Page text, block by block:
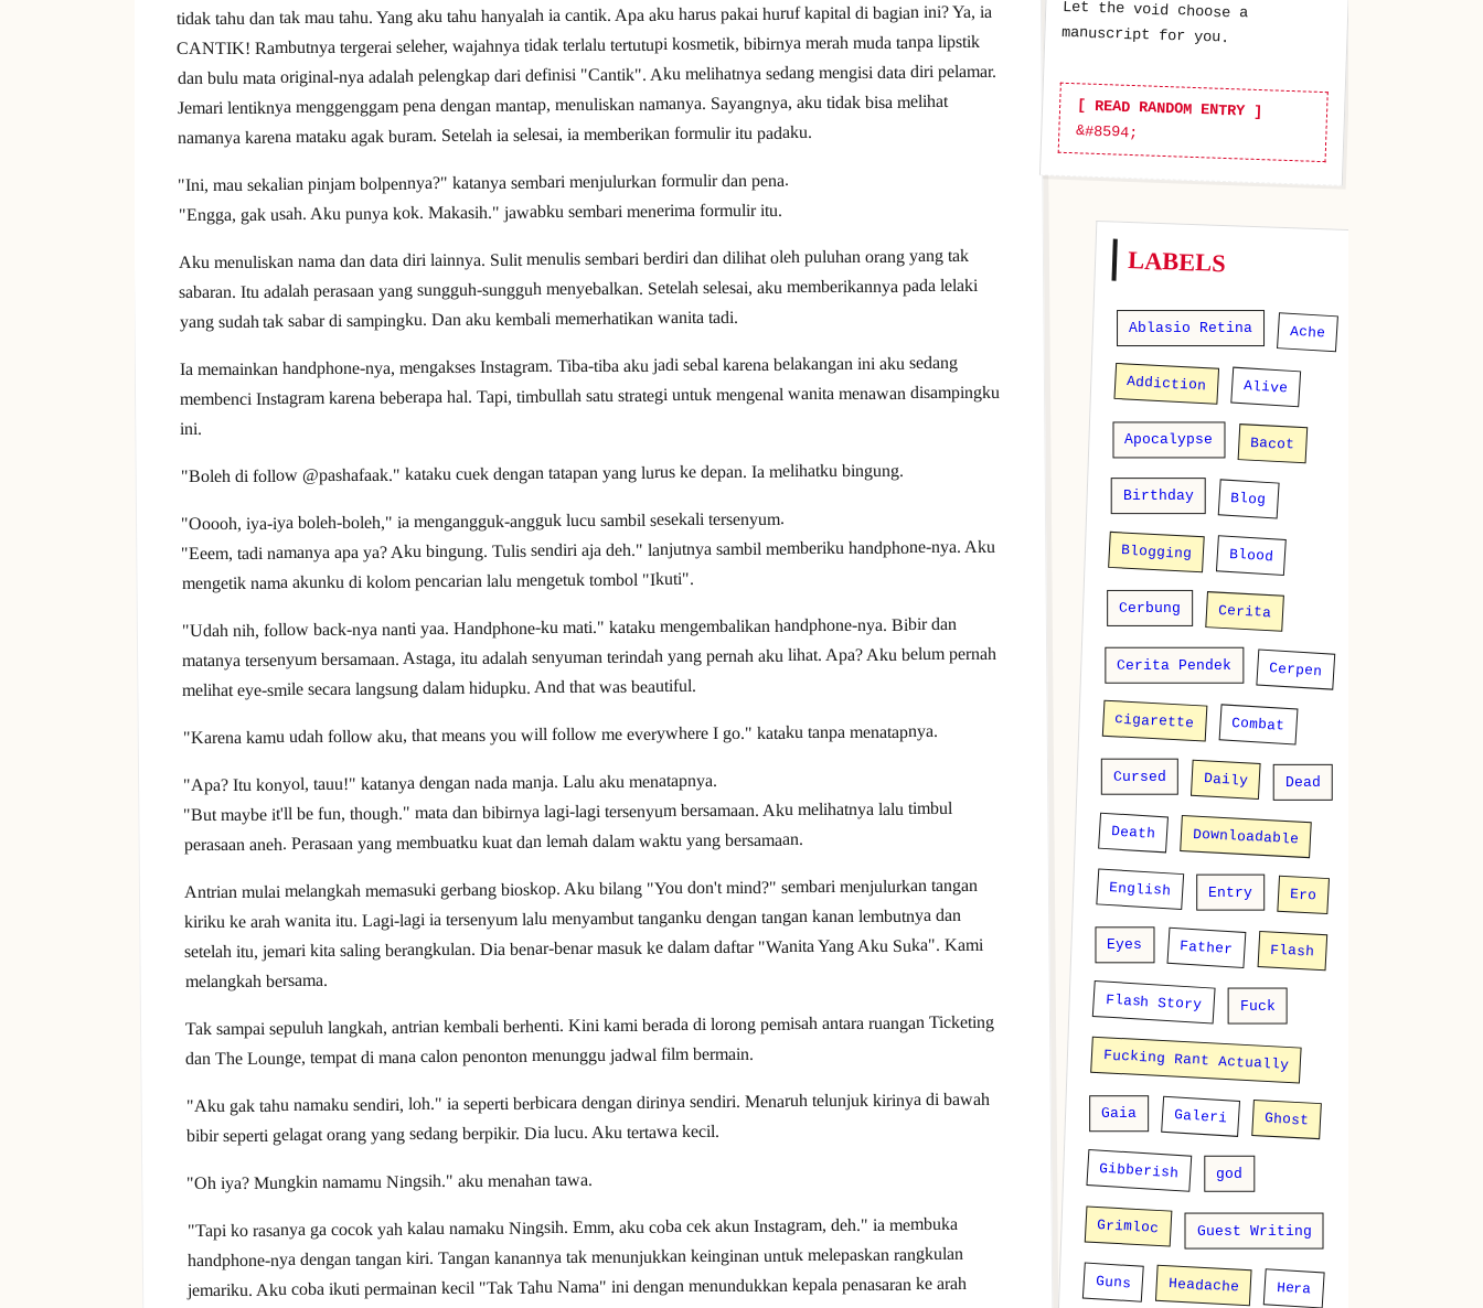
tidak tahu dan tak mau tahu. Yang aku tahu hanyalah ia cantik. Apa aku harus pakai huruf kapital di bagian ini? Ya, ia
CANTIK! Rambutnya tergerai seleher, wajahnya tidak terlalu tertutupi kosmetik, bibirnya merah muda tanpa lipstik
dan bulu mata original-nya adalah pelengkap dari definisi "Cantik". Aku melihatnya sedang mengisi data diri pelamar.
Jemari lentiknya menggenggam pena dengan mantap, menuliskan namanya. Sayangnya, aku tidak bisa melihat
namanya karena mataku agak buram. Setelah ia selesai, ia memberikan formulir itu padaku.
"Ini, mau sekalian pinjam bolpennya?" katanya sembari menjulurkan formulir dan pena.
"Engga, gak usah. Aku punya kok. Makasih." jawabku sembari menerima formulir itu.
Aku menuliskan nama dan data diri lainnya. Sulit menulis sembari berdiri dan dilihat oleh puluhan orang yang tak
sabaran. Itu adalah perasaan yang sungguh-sungguh menyebalkan. Setelah selesai, aku memberikannya pada lelaki
yang sudah tak sabar di sampingku. Dan aku kembali memerhatikan wanita tadi.
Ia memainkan handphone-nya, mengakses Instagram. Tiba-tiba aku jadi sebal karena belakangan ini aku sedang
membenci Instagram karena beberapa hal. Tapi, timbullah satu strategi untuk mengenal wanita menawan disampingku
ini.
"Boleh di follow @pashafaak." kataku cuek dengan tatapan yang lurus ke depan. Ia melihatku bingung.
"Ooooh, iya-iya boleh-boleh," ia mengangguk-angguk lucu sambil sesekali tersenyum.
"Eeem, tadi namanya apa ya? Aku bingung. Tulis sendiri aja deh." lanjutnya sambil memberiku handphone-nya. Aku
mengetik nama akunku di kolom pencarian lalu mengetuk tombol "Ikuti".
"Udah nih, follow back-nya nanti yaa. Handphone-ku mati." kataku mengembalikan handphone-nya. Bibir dan
matanya tersenyum bersamaan. Astaga, itu adalah senyuman terindah yang pernah aku lihat. Apa? Aku belum pernah
melihat eye-smile secara langsung dalam hidupku. And that was beautiful.
"Karena kamu udah follow aku, that means you will follow me everywhere I go." kataku tanpa menatapnya.
"Apa? Itu konyol, tauu!" katanya dengan nada manja. Lalu aku menatapnya.
"But maybe it'll be fun, though." mata dan bibirnya lagi-lagi tersenyum bersamaan. Aku melihatnya lalu timbul
perasaan aneh. Perasaan yang membuatku kuat dan lemah dalam waktu yang bersamaan.
Antrian mulai melangkah memasuki gerbang bioskop. Aku bilang "You don't mind?" sembari menjulurkan tangan
kiriku ke arah wanita itu. Lagi-lagi ia tersenyum lalu menyambut tanganku dengan tangan kanan lembutnya dan
setelah itu, jemari kita saling berangkulan. Dia benar-benar masuk ke dalam daftar "Wanita Yang Aku Suka". Kami
melangkah bersama.
Tak sampai sepuluh langkah, antrian kembali berhenti. Kini kami berada di lorong pemisah antara ruangan Ticketing
dan The Lounge, tempat di mana calon penonton menunggu jadwal film bermain.
"Aku gak tahu namaku sendiri, loh." ia seperti berbicara dengan dirinya sendiri. Menaruh telunjuk kirinya di bawah
bibir seperti gelagat orang yang sedang berpikir. Dia lucu. Aku tertawa kecil.
"Oh iya? Mungkin namamu Ningsih." aku menahan tawa.
"Tapi ko rasanya ga cocok yah kalau namaku Ningsih. Emm, aku coba cek akun Instagram, deh." ia membuka
handphone-nya dengan tangan kiri. Tangan kanannya tak menunjukkan keinginan untuk melepaskan rangkulan
jemariku. Aku coba ikuti permainan kecil "Tak Tahu Nama" ini dengan menundukkan kepala penasaran ke arah
manuscript for you.
[ READ RANDOM ENTRY ]
LABELS
Ablasio Retina Ache
Addiction Alive
Apocalypse Bacot
Birthday Blog
Blogging Blood
Cerbung Cerita
Cerita Pendek Cerpen
cigarette Combat
Cursed Daily Dead
Death Downloadable
English Entry Ero
Eyes Father Flash
Flash Story Fuck
Fucking Rant Actually
Gaia Galeri Ghost
Gibberish god
Grimloc Guest Writing
Guns Headache Hera